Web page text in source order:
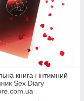
книга і інтимний
Sex Diary